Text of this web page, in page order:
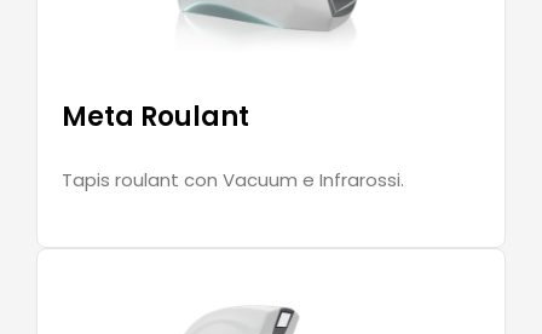
Meta Roulant
Tapis roulant con Vacuum e Infrarossi.